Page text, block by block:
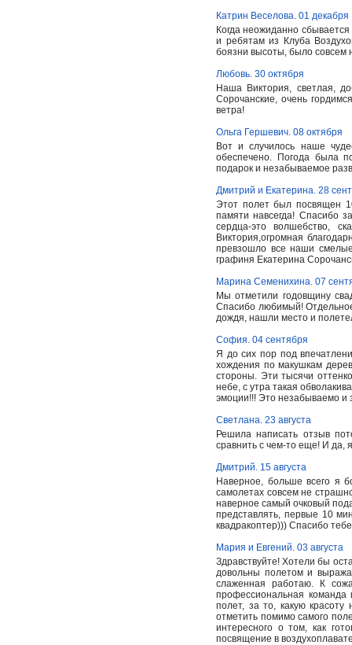
Катрин Веселова. 01 декабря
Когда неожиданно
и ребятам из Клуба
боязни высоты, было совсем
Любовь. 30 октября
Наша Виктория, светлая,
Сорочанские, очень
ветра!
Ольга Гершевич. 08 октября
Вот и случилось наше
обеспечено. Погода была
подарок и незабываемое
Дмитрий и Екатерина. 28
Этот полет был посвящен
памяти навсегда! Спасибо
сердца-это волшебство,
Виктория,огромная
превзошло все наши
графиня Екатерина
Марина Семенихина. 07
Мы отметили годовщину
Спасибо любимый!
дождя, нашли место и
София. 04 сентября
Я до сих пор под
хождения по макушкам
стороны. Эти тысячи
небе, с утра такая
эмоции!!! Это незабываемо и
Светлана. 23 августа
Решила написать отзыв
сравнить с чем-то еще! И да,
Дмитрий. 15 августа
Наверное, больше всего я
самолетах совсем не
наверное самый очковый
представлять, первые 10
квадракоптер))) Спасибо
Мария и Евгений. 03 августа
Здравствуйте! Хотели бы
довольны полетом и
слаженная работаю. К
профессиональная
полет, за то, какую
отметить помимо самого
интересного о том, как
посвящение в